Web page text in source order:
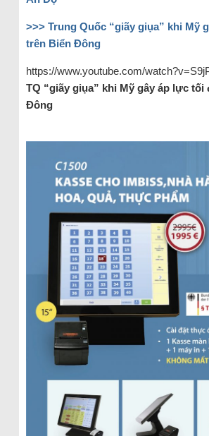
>>> Trung Quốc “giãy giụa” khi Mỹ
trên Biển Đông
https://www.youtube.com/
TQ “giãy giụa” khi Mỹ gây áp lực tối
Đông